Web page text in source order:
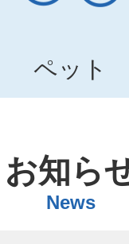
ペット
お知ら
News